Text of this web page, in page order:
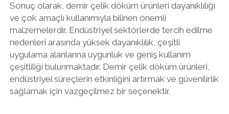
Sonuç olarak, demir çelik döküm ürünleri dayanıklılığı
ve çok amaçlı kullanımıyla bilinen önemli
malzemelerdir. Endüstriyel sektörlerde tercih edilme
nedenleri arasında yüksek dayanıklılık, çeşitli
uygulama alanlarına uygunluk ve geniş kullanım
çeşitliliği bulunmaktadır. Demir çelik döküm ürünleri,
endüstriyel süreçlerin etkinliğini artırmak ve güvenilirlik
sağlamak için vazgeçilmez bir seçenektir.